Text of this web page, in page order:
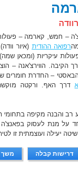
– חמש, קארמה –
רפואה ההודית (איור
עיקריות (ומכאן
הקיבה. הווירצ'אנה –
– החדרת חומרים
דרך האף. ורקטה
רב והבנה מקיפה בתחומי
על מנת לעסוק
יעילה ועוצמתית זו
דרישות קבלה משך